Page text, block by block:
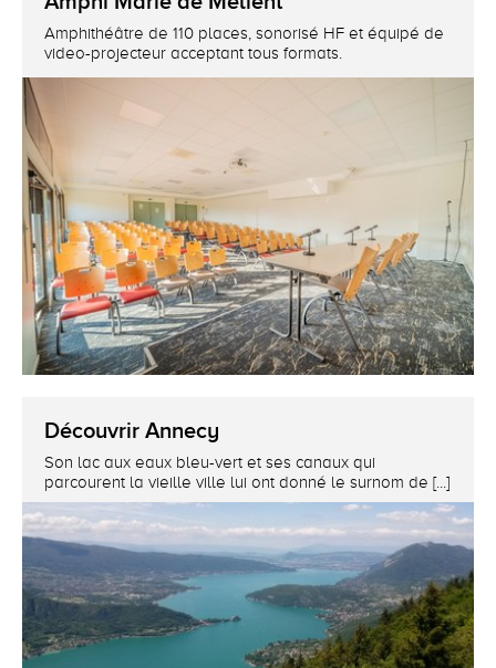
Amphithéâtre de 110 places, sonorisé HF et équipé de
video-projecteur acceptant tous formats.
Découvrir Annecy
Son lac aux eaux bleu-vert et ses canaux qui
parcourent la vieille ville lui ont donné le surnom de [...]